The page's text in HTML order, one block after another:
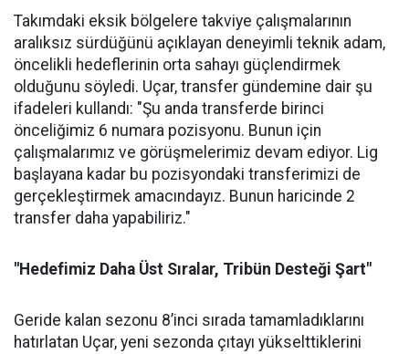
Takımdaki eksik bölgelere takviye çalışmalarının
aralıksız sürdüğünü açıklayan deneyimli teknik adam,
öncelikli hedeflerinin orta sahayı güçlendirmek
olduğunu söyledi. Uçar, transfer gündemine dair şu
ifadeleri kullandı: "Şu anda transferde birinci
önceliğimiz 6 numara pozisyonu. Bunun için
çalışmalarımız ve görüşmelerimiz devam ediyor. Lig
başlayana kadar bu pozisyondaki transferimizi de
gerçekleştirmek amacındayız. Bunun haricinde 2
transfer daha yapabiliriz."
"Hedefimiz Daha Üst Sıralar, Tribün Desteği Şart"
Geride kalan sezonu 8’inci sırada tamamladıklarını
hatırlatan Uçar, yeni sezonda çıtayı yükselttiklerini